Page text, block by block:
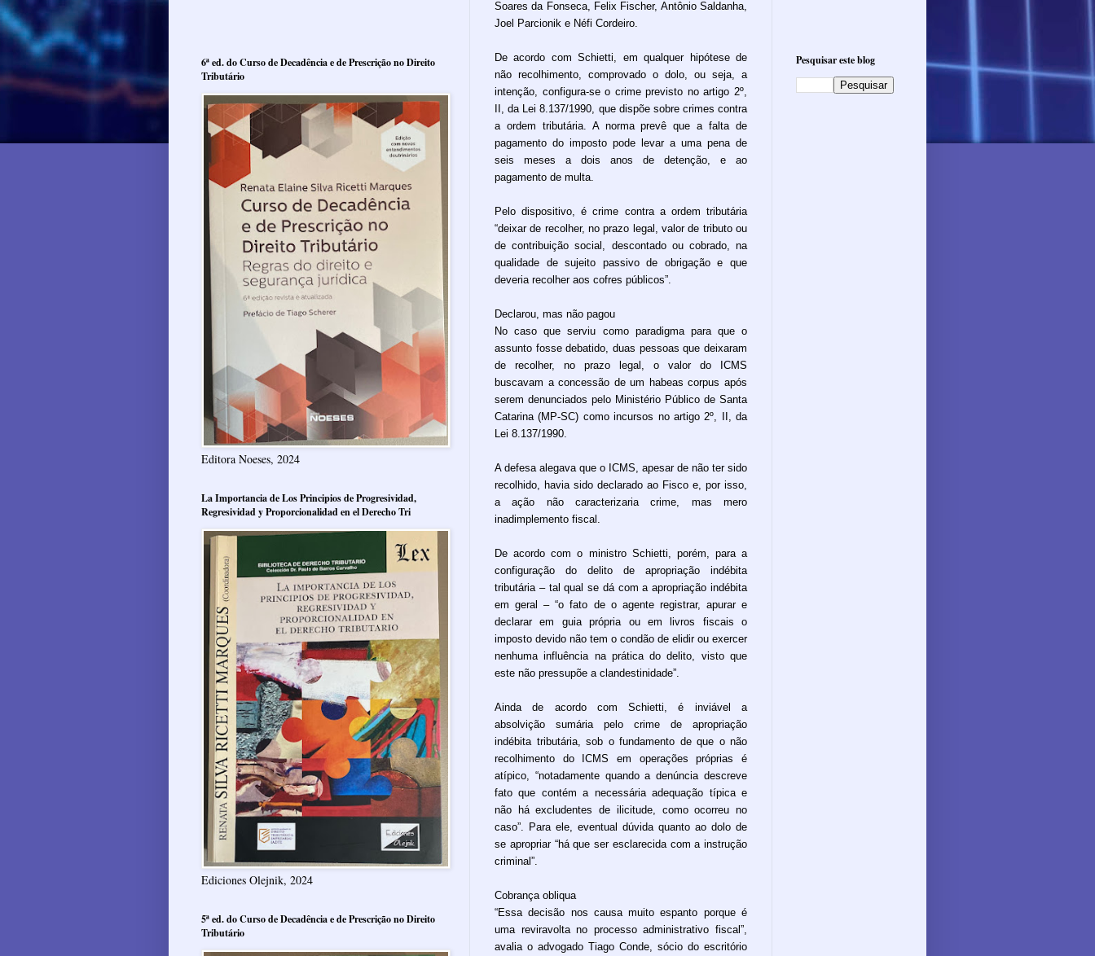
Soares da Fonseca, Felix Fischer, Antônio Saldanha,
Joel Parcionik e Néfi Cordeiro.
De acordo com Schietti, em qualquer hipótese de
não recolhimento, comprovado o dolo, ou seja, a
intenção, configura-se o crime previsto no artigo 2º,
II, da Lei 8.137/1990, que dispõe sobre crimes contra
a ordem tributária. A norma prevê que a falta de
pagamento do imposto pode levar a uma pena de
seis meses a dois anos de detenção, e ao
pagamento de multa.
Pelo dispositivo, é crime contra a ordem tributária
“deixar de recolher, no prazo legal, valor de tributo ou
de contribuição social, descontado ou cobrado, na
qualidade de sujeito passivo de obrigação e que
deveria recolher aos cofres públicos”.
Declarou, mas não pagou
No caso que serviu como paradigma para que o
assunto fosse debatido, duas pessoas que deixaram
de recolher, no prazo legal, o valor do ICMS
buscavam a concessão de um habeas corpus após
serem denunciados pelo Ministério Público de Santa
Catarina (MP-SC) como incursos no artigo 2º, II, da
Lei 8.137/1990.
A defesa alegava que o ICMS, apesar de não ter sido
recolhido, havia sido declarado ao Fisco e, por isso,
a ação não caracterizaria crime, mas mero
inadimplemento fiscal.
De acordo com o ministro Schietti, porém, para a
configuração do delito de apropriação indébita
tributária – tal qual se dá com a apropriação indébita
em geral – “o fato de o agente registrar, apurar e
declarar em guia própria ou em livros fiscais o
imposto devido não tem o condão de elidir ou exercer
nenhuma influência na prática do delito, visto que
este não pressupõe a clandestinidade”.
Ainda de acordo com Schietti, é inviável a
absolvição sumária pelo crime de apropriação
indébita tributária, sob o fundamento de que o não
recolhimento do ICMS em operações próprias é
atípico, “notadamente quando a denúncia descreve
fato que contém a necessária adequação típica e
não há excludentes de ilicitude, como ocorreu no
caso”. Para ele, eventual dúvida quanto ao dolo de
se apropriar “há que ser esclarecida com a instrução
criminal”.
Cobrança obliqua
“Essa decisão nos causa muito espanto porque é
uma reviravolta no processo administrativo fiscal”,
avalia o advogado Tiago Conde, sócio do escritório
6ª ed. do Curso de Decadência e de Prescrição no Direito
Tributário
Editora Noeses, 2024
La Importancia de Los Principios de Progresividad,
Regresividad y Proporcionalidad en el Derecho Tri
Ediciones Olejnik, 2024
5ª ed. do Curso de Decadência e de Prescrição no Direito
Tributário
Pesquisar este blog